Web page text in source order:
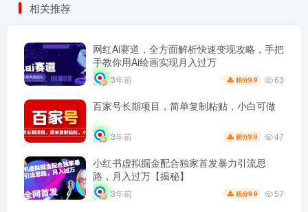
相关推荐
网红Ai赛道，全方面解析快速变现攻略，手把
手教你用Ai绘画实现月入过万
3年前 积分9.9 63
百家号长期项目，简单复制粘贴，小白可做
3年前 积分9.9 47
小红书虚拟掘金配合独家首发暴力引流思
路，月入过万【揭秘】
3年前 积分9.9 57